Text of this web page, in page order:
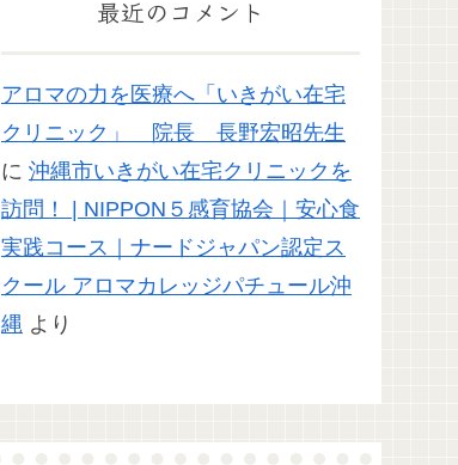
最近のコメント
アロマの力を医療へ「いきがい在宅
クリニック」 院長 長野宏昭先生
に 沖縄市いきがい在宅クリニックを
訪問！ | NIPPON５感育協会｜安心食
実践コース｜ナードジャパン認定ス
クール アロマカレッジパチュール沖
縄 より